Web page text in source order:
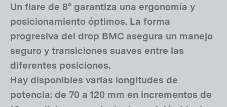
Un flare de 8° garantiza una ergonomía y
posicionamiento óptimos. La forma
progresiva del drop BMC asegura un manejo
seguro y transiciones suaves entre las
diferentes posiciones.
Hay disponibles varias longitudes de
potencia: de 70 a 120 mm en incrementos de